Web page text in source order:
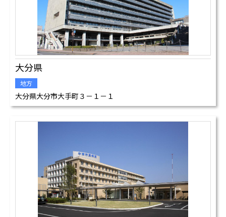
大分県
地方
大分県大分市大手町３－１－１